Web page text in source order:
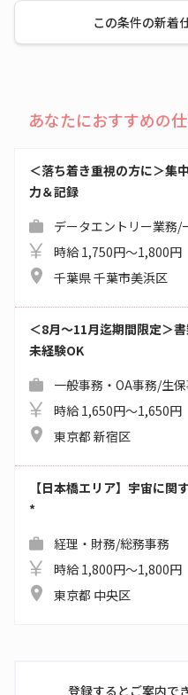
この条件の新着
あなたにおすすめの
＜落ち着き重視の方に＞集
力＆記録
データエントリー業務/
時給 1,750円～1,800円
千葉県 千葉市美浜区
＜8月～11月迄期間限定＞
未経験OK
一般事務・OA事務/生
時給 1,650円～1,650円
東京都 新宿区
【日本橋エリア】宇宙に
*
経理・財務/総務事務
時給 1,800円～1,800円
東京都 中央区
登録するとご案内で